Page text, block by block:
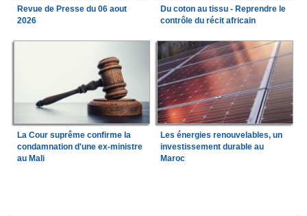
Revue de Presse du 06 aout
2026
Du coton au tissu - Reprendre le
contrôle du récit africain
La Cour suprême confirme la
condamnation d'une ex-ministre
au Mali
Les énergies renouvelables, un
investissement durable au
Maroc